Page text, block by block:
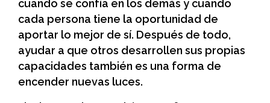
cuando se confía en los demás y cuando
cada persona tiene la oportunidad de
aportar lo mejor de sí. Después de todo,
ayudar a que otros desarrollen sus propias
capacidades también es una forma de
encender nuevas luces.